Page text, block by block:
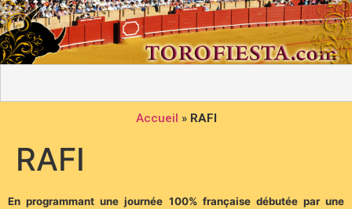
Accueil » RAFI
RAFI
En programmant une journée 100% française débutée par une